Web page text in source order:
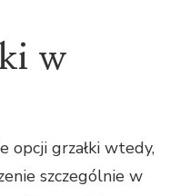
w
opcji grzałki wtedy,
szczególnie w